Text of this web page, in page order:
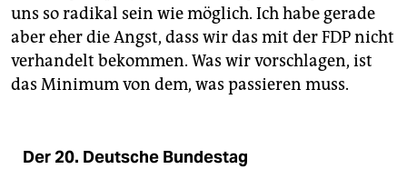
uns so radikal sein wie möglich. Ich habe gerade
aber eher die Angst, dass wir das mit der FDP nicht
verhandelt bekommen. Was wir vorschlagen, ist
das Minimum von dem, was passieren muss.
Der 20. Deutsche Bundestag